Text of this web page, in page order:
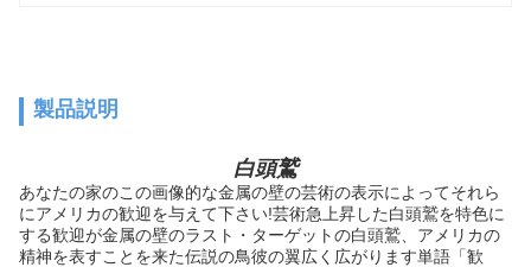
製品説明
白頭鷲
あなたの家のこの画像的な金属の壁の芸術の表示によってそれら
にアメリカの歓迎を与えて下さい!芸術急上昇した白頭鷲を特色に
する歓迎が金属の壁のラスト・ターゲットの白頭鷲、アメリカの
精神を表すことを来た伝説の鳥彼の翼広く広がります単語「歓